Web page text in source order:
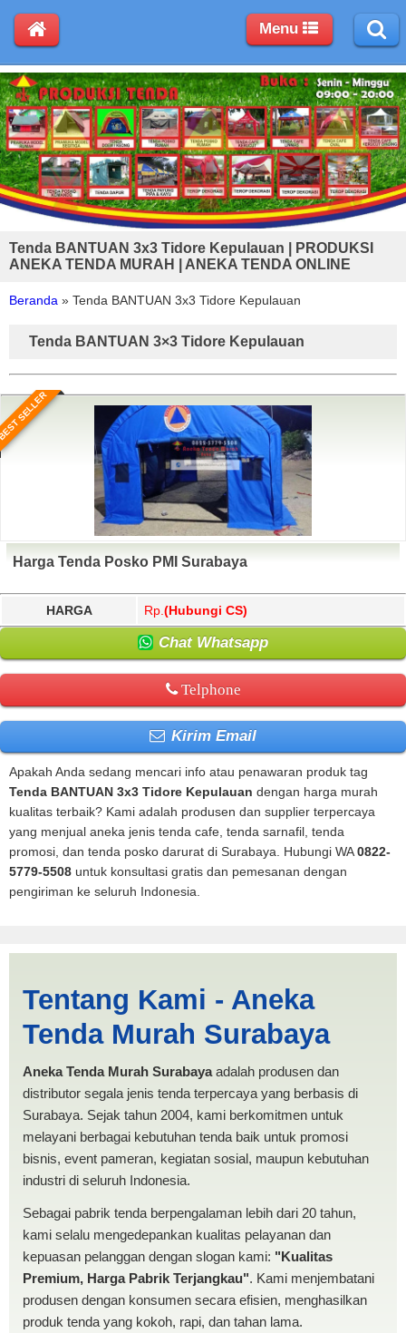
Tenda BANTUAN 3x3 Tidore Kepulauan | PRODUKSI
ANEKA TENDA MURAH | ANEKA TENDA ONLINE
Beranda » Tenda BANTUAN 3x3 Tidore Kepulauan
Tenda BANTUAN 3×3 Tidore Kepulauan
SELLER
Harga Tenda Posko PMI Surabaya
HARGA Rp. (Hubungi CS)
Chat Whatsapp
Telphone
Kirim Email
Apakah Anda sedang mencari info atau penawaran produk tag
Tenda BANTUAN 3x3 Tidore Kepulauan dengan harga murah
kualitas terbaik? Kami adalah produsen dan supplier terpercaya
yang menjual aneka jenis tenda cafe, tenda sarnafil, tenda
promosi, dan tenda posko darurat di Surabaya. Hubungi WA0822-
5779-5508 untuk konsultasi gratis dan pemesanan dengan
pengiriman ke seluruh Indonesia.
Kepulauan | PRODUKSI
ANEKA TENDA MURAH
Tentang Kami - Aneka
Tenda Murah Surabaya
Aneka Tenda Murah Surabayaadalah produsen dan
distributor segala jenis tenda terpercaya yang berbasis di
Surabaya. Sejak tahun 2004, kami berkomitmen untuk
melayani berbagai kebutuhan tenda baik untuk promosi
bisnis, event pameran, kegiatan sosial, maupun kebutuhan
industri di seluruh Indonesia.
Sebagai pabrik tenda berpengalaman lebih dari 20 tahun,
kami selalu mengedepankan kualitas pelayanan dan
kepuasan pelanggan dengan slogan kami: "Kualitas
Premium, Harga Pabrik Terjangkau". Kami menjembatani
produsen dengan konsumen secara efisien, menghasilkan
produk tenda yang kokoh, rapi, dan tahan lama.
Menu